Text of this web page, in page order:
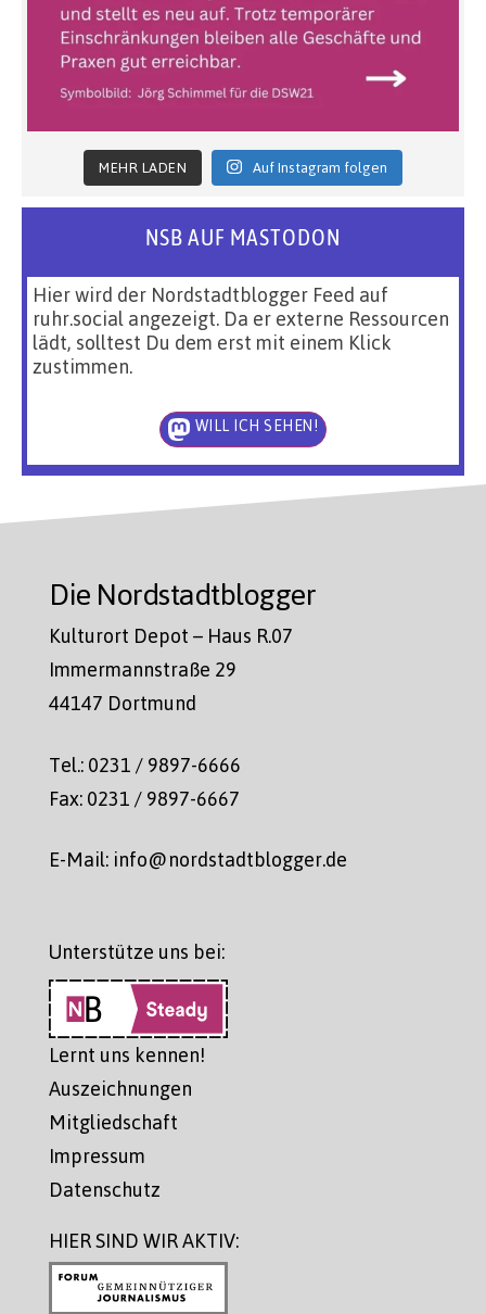
MEHR LADEN Auf Instagram folgen
NSB AUF MASTODON
Hier wird der Nordstadtblogger Feed auf
ruhr.social angezeigt. Da er externe Ressourcen
lädt, solltest Du dem erst mit einem Klick
zustimmen.
WILL ICH SEHEN!
Die Nordstadtblogger
Kulturort Depot – Haus R.07
Immermannstraße 29
44147 Dortmund
Tel.: 0231 / 9897-6666
Fax: 0231 / 9897-6667
E-Mail: info@nordstadtblogger.de
Unterstütze uns bei:
Lernt uns kennen!
Auszeichnungen
Mitgliedschaft
Impressum
Datenschutz
HIER SIND WIR AKTIV: